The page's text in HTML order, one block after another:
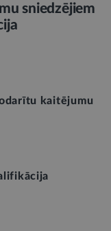
sniedzējiem
kaitējumu